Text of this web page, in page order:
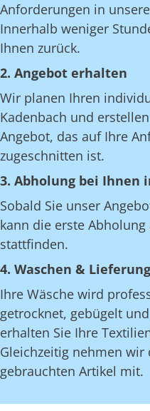
Anforderungen in
Innerhalb weniger
Ihnen zurück.
2. Angebot erhalten
Wir planen Ihren
Kadenbach und
Angebot, das auf Ihre
zugeschnitten ist.
3. Abholung bei Ihnen
Sobald Sie unser
kann die erste
stattfinden.
4. Waschen & Lieferung
Ihre Wäsche wird
getrocknet, gebügelt
erhalten Sie Ihre
Gleichzeitig nehmen wir
gebrauchten Artikel mit.